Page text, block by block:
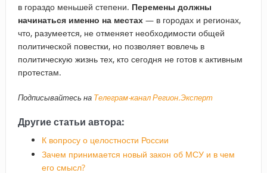
в гораздо меньшей степени. Перемены должны
начинаться именно на местах— в городах и регионах,
что, разумеется, не отменяет необходимости общей
политической повестки, но позволяет вовлечь в
политическую жизнь тех, кто сегодня не готов к активным
протестам.
Подписывайтесь на Телеграм-канал Регион.Эксперт
Другие статьи автора:
К вопросу о целостности России
Зачем принимается новый закон об МСУ и в чем
его смысл?